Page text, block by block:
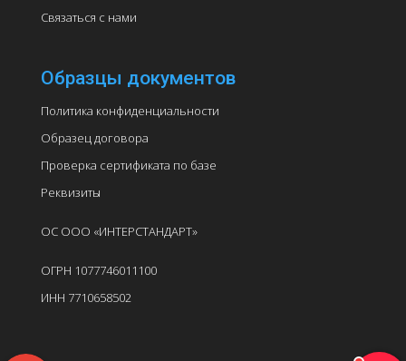
Связаться с нами
Образцы документов
Политика конфиденциальности
Образец договора
Проверка сертификата по базе
Реквизиты
ОС ООО «ИНТЕРСТАНДАРТ»
ОГРН 1077746011100
ИНН 7710658502